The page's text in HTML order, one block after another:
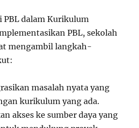
PBL dalam Kurikulum
PBL, sekolah
mengambil langkah-
masalah nyata yang
kurikulum yang ada.
akses ke sumber daya yang